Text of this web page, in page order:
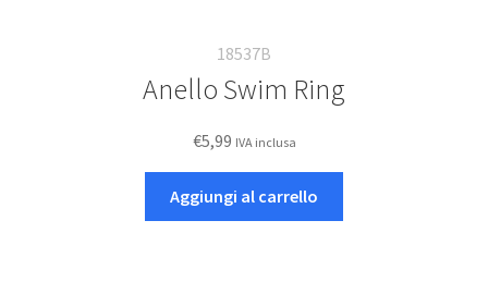
18537B
Anello Swim Ring
€5,99 IVA inclusa
Aggiungi al carrello